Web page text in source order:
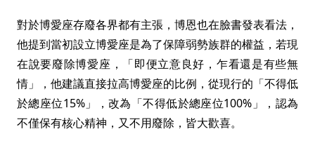
對於博愛座存廢各界都有主張，博恩也在臉書發表看法，
他提到當初設立博愛座是為了保障弱勢族群的權益，若現
在說要廢除博愛座，「即便立意良好，乍看還是有些無
情」，他建議直接拉高博愛座的比例，從現行的「不得低
於總座位15%」，改為「不得低於總座位100%」，認為
不僅保有核心精神，又不用廢除，皆大歡喜。